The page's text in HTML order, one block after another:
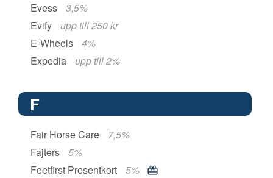
Evess
3,5%
Evify
upp till 250 kr
E-Wheels
4%
Expedia
upp till 2%
F
Fair Horse Care
7,5%
Fajters
5%
Feetfirst Presentkort
5%